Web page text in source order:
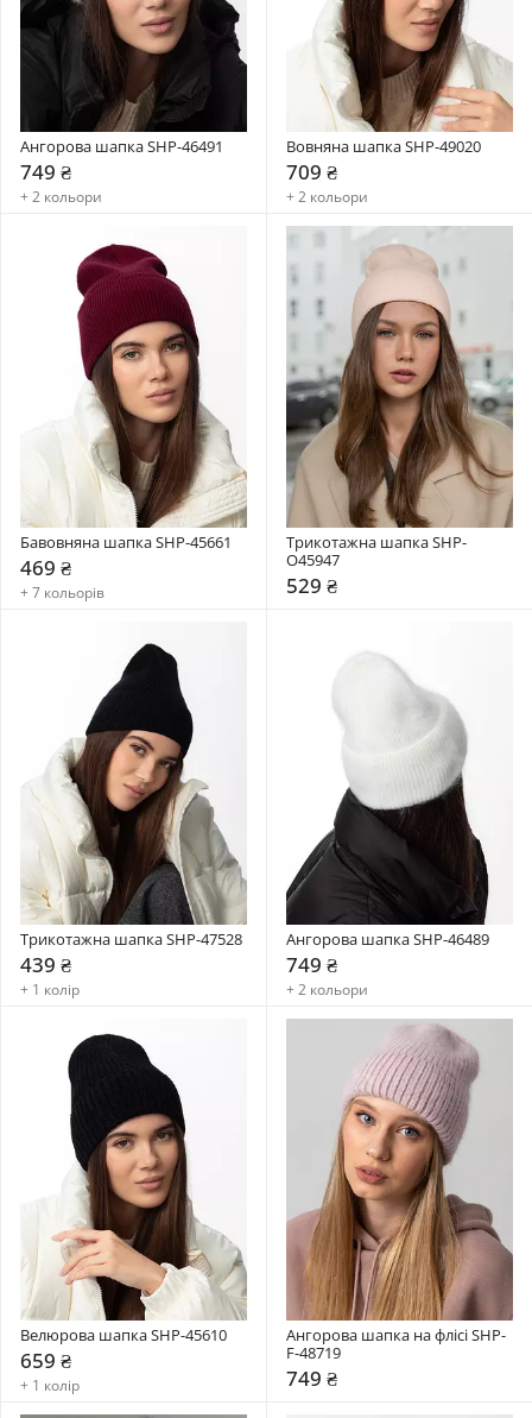
Ангорова шапка SHP-46491
749 ₴
+ 2 кольори
Вовняна шапка SHP-49020
709 ₴
+ 2 кольори
Бавовняна шапка SHP-45661
469 ₴
+ 7 кольорів
Трикотажна шапка SHP-
О45947
529 ₴
Трикотажна шапка SHP-47528
439 ₴
+ 1 колір
Ангорова шапка SHP-46489
749 ₴
+ 2 кольори
Велюрова шапка SHP-45610
659 ₴
+ 1 колір
Ангорова шапка на флісі SHP-
F-48719
749 ₴